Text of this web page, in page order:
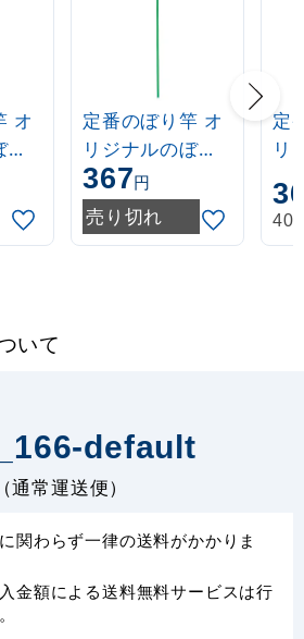
オ
定番のぼり竿 オ
リジナルのぼり
ポール 1.6～3m
伸縮式 緑
(30537GRN)
367円
売り切れ
定
リ
ポ
伸
403
いて
default
（通常運送便）
関わらず一律の送料がかかりま
金額による送料無料サービスは行